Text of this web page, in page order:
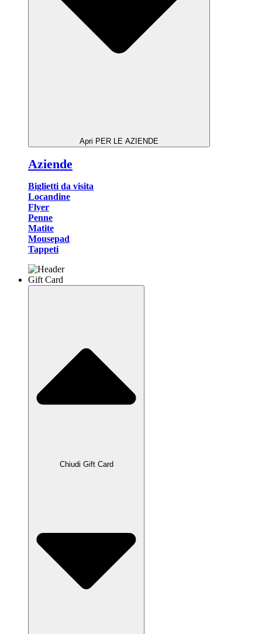
Apri PER LE AZIENDE
Aziende
Biglietti da visita
Locandine
Flyer
Penne
Matite
Mousepad
Tappeti
Gift Card
Chiudi Gift Card